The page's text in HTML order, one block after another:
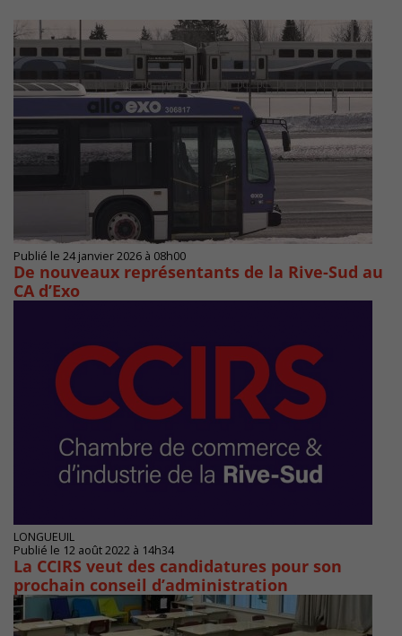
Publié le 24 janvier 2026 à 08h00
De nouveaux représentants de la Rive-Sud au
CA d’Exo
LONGUEUIL
Publié le 12 août 2022 à 14h34
La CCIRS veut des candidatures pour son
prochain conseil d’administration